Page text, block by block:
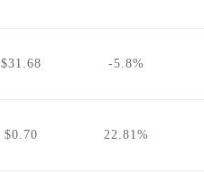
$31.68 -5.8%
$0.70 22.81%